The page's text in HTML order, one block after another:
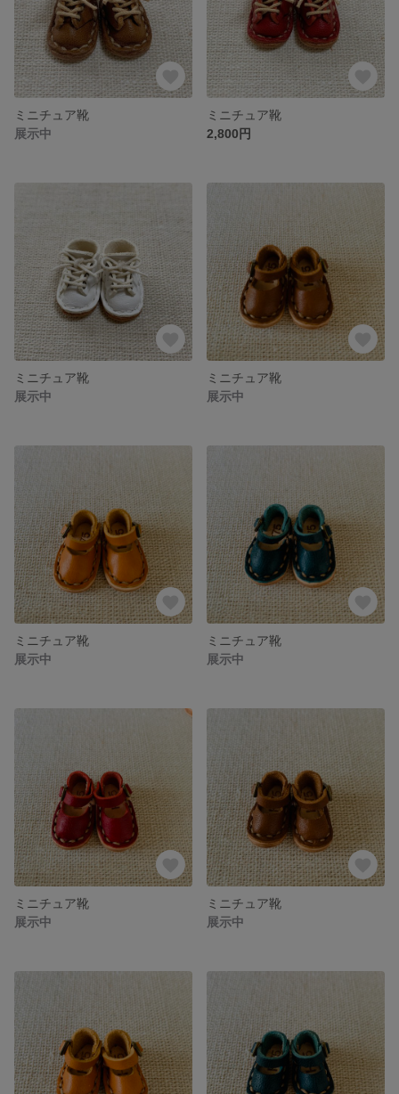
ミニチュア靴
展示中
ミニチュア靴
2,800円
ミニチュア靴
展示中
ミニチュア靴
展示中
ミニチュア靴
展示中
ミニチュア靴
展示中
ミニチュア靴
展示中
ミニチュア靴
展示中